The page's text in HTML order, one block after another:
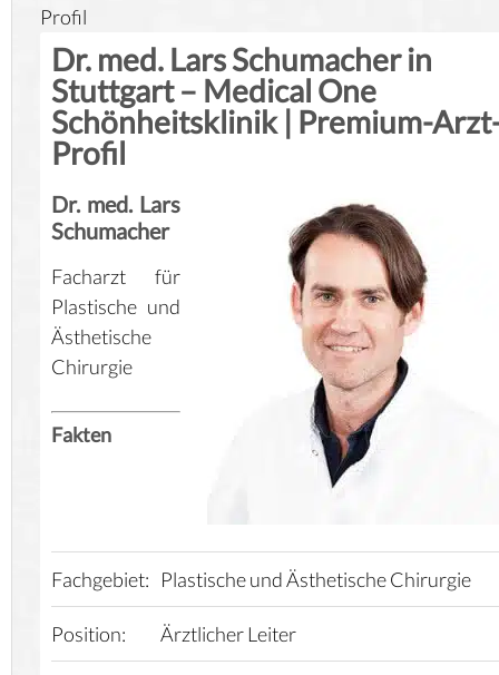
Profil
Dr. med. Lars Schumacher in
Stuttgart – Medical One
Schönheitsklinik | Premium-
Profil
Dr. med. Lars
Schumacher
Facharzt für
Plastische und
Ästhetische
Chirurgie
Fakten
Fachgebiet: Plastische und Ästhetische Chirurgie
Position: Ärztlicher Leiter